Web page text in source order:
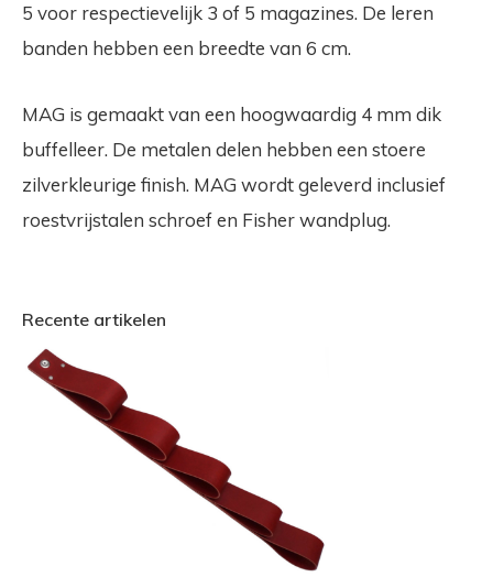
5 voor respectievelijk 3 of 5 magazines. De leren
banden hebben een breedte van 6 cm.
MAG is gemaakt van een hoogwaardig 4 mm dik
buffelleer. De metalen delen hebben een stoere
zilverkleurige finish. MAG wordt geleverd inclusief
roestvrijstalen schroef en Fisher wandplug.
Recente artikelen